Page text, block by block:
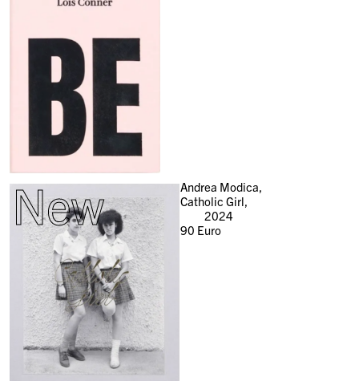
New
Andrea Modica,
Catholic Girl,
2024
90 Euro